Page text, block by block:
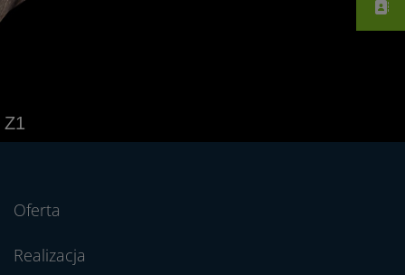
Z1
Oferta
Realizacja